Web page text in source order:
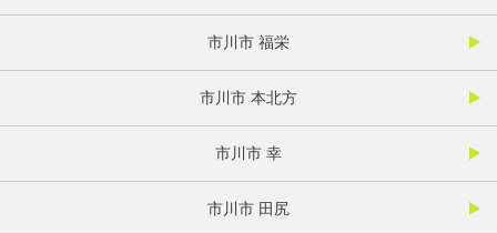
市川市 福栄
市川市 本北方
市川市 幸
市川市 田尻